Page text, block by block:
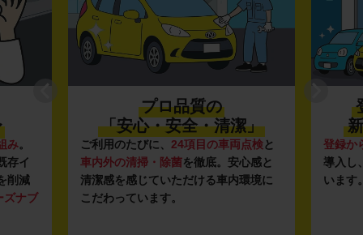
み。
存イ
削減
ズナブ
プロ品質の
「安心・安全・清潔」
ご利用のたびに、 24項目の車両点検と
車内外の清掃・除菌を徹底。安心感と
清潔感を感じていただける車内環境に
こだわっています。
登録か
導入し
います